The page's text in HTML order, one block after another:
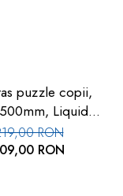
puzzle copii,
Liquid
FloorRON
RON